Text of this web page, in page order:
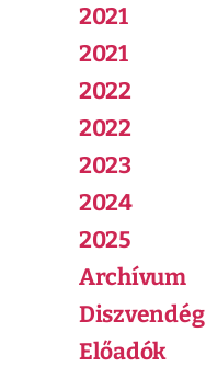
2021
2021
2022
2022
2023
2024
2025
Archívum
Diszvendég
Előadók